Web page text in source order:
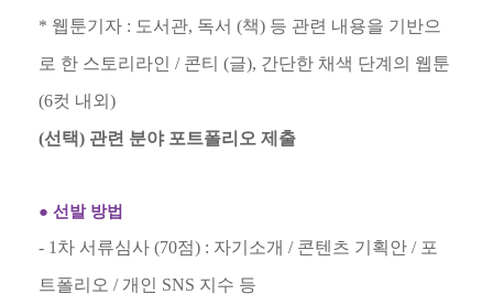
* 웹툰기자 : 도서관, 독서 (책) 등 관련 내용을 기반으
로 한 스토리라인 / 콘티 (글), 간단한 채색 단계의 웹툰
(6컷 내외 )
(선택) 관련 분야 포트폴리오 제출
● 선발 방법
- 1 차 서류심사 (70점) : 자기소개 / 콘텐츠 기획안 / 포
트폴리오 / 개인 SNS 지수 등